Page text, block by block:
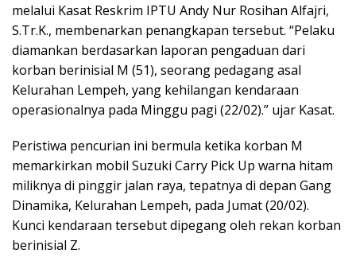
melalui Kasat Reskrim IPTU Andy Nur Rosihan Alfajri,
S.Tr.K., membenarkan penangkapan tersebut. “Pelaku
diamankan berdasarkan laporan pengaduan dari
korban berinisial M (51), seorang pedagang asal
Kelurahan Lempeh, yang kehilangan kendaraan
operasionalnya pada Minggu pagi (22/02).” ujar Kasat.
Peristiwa pencurian ini bermula ketika korban M
memarkirkan mobil Suzuki Carry Pick Up warna hitam
miliknya di pinggir jalan raya, tepatnya di depan Gang
Dinamika, Kelurahan Lempeh, pada Jumat (20/02).
Kunci kendaraan tersebut dipegang oleh rekan korban
berinisial Z.